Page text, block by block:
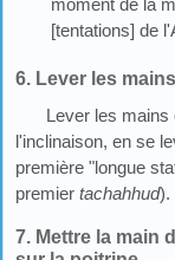
[tentations] de
6. Lever les mains
Lever les
l'inclinaison, en se
première "longue
premier tachahhud).
7. Mettre la main